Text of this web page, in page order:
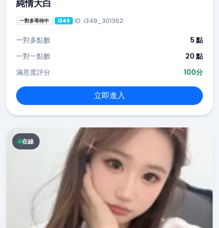
純情大白
一對多等待中 i349 ID: i349_301362
一對多點數
5 點
一對一點數
20 點
滿意度評分
100分
立即進入
在線